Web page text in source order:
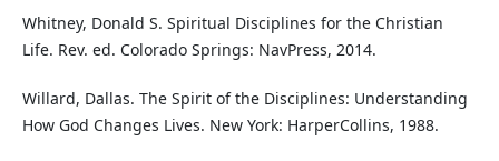
Whitney, Donald S. Spiritual Disciplines for the Christian
Life. Rev. ed. Colorado Springs: NavPress, 2014.
Willard, Dallas. The Spirit of the Disciplines: Understanding
How God Changes Lives. New York: HarperCollins, 1988.